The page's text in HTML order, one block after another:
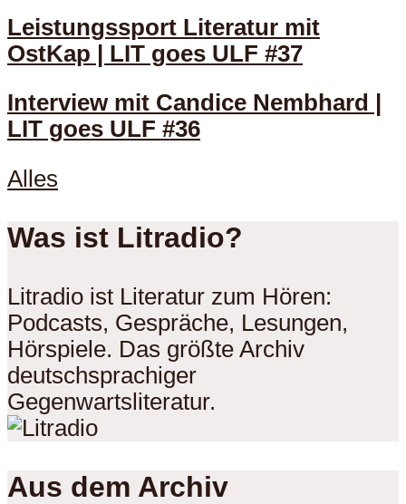
Leistungssport Literatur mit
OstKap | LIT goes ULF #37
Interview mit Candice Nembhard |
LIT goes ULF #36
Alles
Was ist Litradio?
Litradio ist Literatur zum Hören:
Podcasts, Gespräche, Lesungen,
Hörspiele. Das größte Archiv
deutschsprachiger
Gegenwartsliteratur.
Aus dem Archiv